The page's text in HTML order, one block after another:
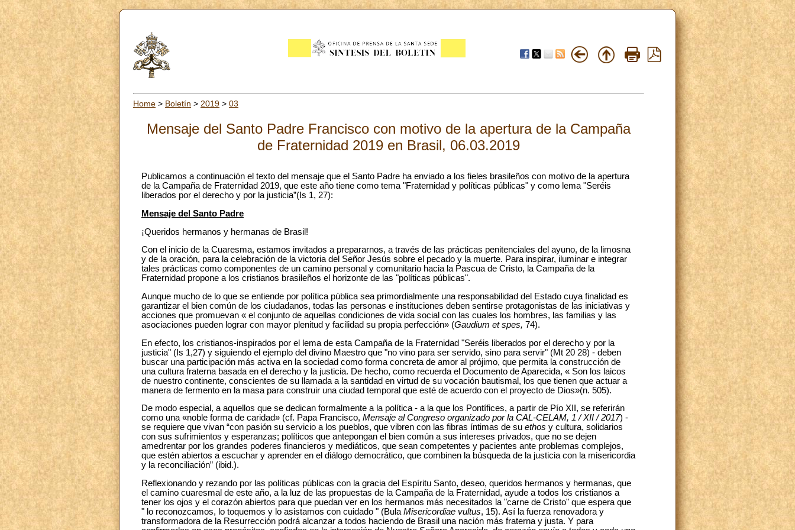
Home > Boletín > 2019 > 03
Mensaje del Santo Padre Francisco con motivo de la apertura de la Campaña
de Fraternidad 2019 en Brasil, 06.03.2019
Publicamos a continuación el texto del mensaje que el Santo Padre ha enviado a los fieles brasileños con motivo de la apertura
de la Campaña de Fraternidad 2019, que este año tiene como tema "Fraternidad y políticas públicas" y como lema "Seréis
liberados por el derecho y por la justicia”(Is 1, 27):
Mensaje del Santo Padre
¡Queridos hermanos y hermanas de Brasil!
Con el inicio de la Cuaresma, estamos invitados a prepararnos, a través de las prácticas penitenciales del ayuno, de la limosna
y de la oración, para la celebración de la victoria del Señor Jesús sobre el pecado y la muerte. Para inspirar, iluminar e integrar
tales prácticas como componentes de un camino personal y comunitario hacia la Pascua de Cristo, la Campaña de la
Fraternidad propone a los cristianos brasileños el horizonte de las "políticas públicas".
Aunque mucho de lo que se entiende por política pública sea primordialmente una responsabilidad del Estado cuya finalidad es
garantizar el bien común de los ciudadanos, todas las personas e instituciones deben sentirse protagonistas de las iniciativas y
acciones que promuevan « el conjunto de aquellas condiciones de vida social con las cuales los hombres, las familias y las
asociaciones pueden lograr con mayor plenitud y facilidad su propia perfección» (Gaudium et spes, 74).
En efecto, los cristianos-inspirados por el lema de esta Campaña de la Fraternidad "Seréis liberados por el derecho y por la
justicia" (Is 1,27) y siguiendo el ejemplo del divino Maestro que "no vino para ser servido, sino para servir" (Mt 20 28) - deben
buscar una participación más activa en la sociedad como forma concreta de amor al prójimo, que permita la construcción de
una cultura fraterna basada en el derecho y la justicia. De hecho, como recuerda el Documento de Aparecida, « Son los laicos
de nuestro continente, conscientes de su llamada a la santidad en virtud de su vocación bautismal, los que tienen que actuar a
manera de fermento en la masa para construir una ciudad temporal que esté de acuerdo con el proyecto de Dios»(n. 505).
De modo especial, a aquellos que se dedican formalmente a la política - a la que los Pontífices, a partir de Pío XII, se referirán
como una «noble forma de caridad» (cf. Papa Francisco, Mensaje al Congreso organizado por la CAL-CELAM, 1 / XII / 2017) -
se requiere que vivan “con pasión su servicio a los pueblos, que vibren con las fibras íntimas de su ethos y cultura, solidarios
con sus sufrimientos y esperanzas; políticos que antepongan el bien común a sus intereses privados, que no se dejen
amedrentar por los grandes poderes financieros y mediáticos, que sean competentes y pacientes ante problemas complejos,
que estén abiertos a escuchar y aprender en el diálogo democrático, que combinen la búsqueda de la justicia con la misericordia
y la reconciliación” (ibid.).
Reflexionando y rezando por las políticas públicas con la gracia del Espíritu Santo, deseo, queridos hermanos y hermanas, que
el camino cuaresmal de este año, a la luz de las propuestas de la Campaña de la Fraternidad, ayude a todos los cristianos a
tener los ojos y el corazón abiertos para que puedan ver en los hermanos más necesitados la "carne de Cristo" que espera que
" lo reconozcamos, lo toquemos y lo asistamos con cuidado " (Bula Misericordiae vultus, 15). Así la fuerza renovadora y
transformadora de la Resurrección podrá alcanzar a todos haciendo de Brasil una nación más fraterna y justa. Y para